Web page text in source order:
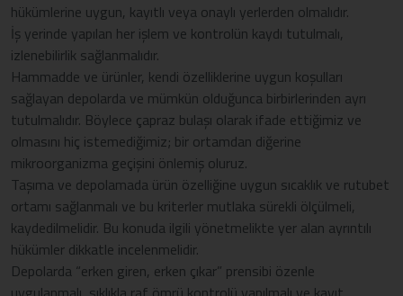
hükümlerine uygun, kayıtlı veya onaylı yerlerden olmalıdır.
İş yerinde yapılan her işlem ve kontrolün kaydı tutulmalı,
izlenebilirlik sağlanmalıdır.
Hammadde ve ürünler, kendi özelliklerine uygun koşulları
sağlayan depolarda ve mümkün olduğunca birbirlerinden ayrı
tutulmalıdır. Böylece çapraz bulaşı olarak ifade ettiğimiz ve
olmasını hiç istemediğimiz; bir ortamdan diğerine
mikroorganizma geçişini önlemiş oluruz.
Taşıma ve depolamada ürün özelliğine uygun sıcaklık ve rutubet
ortamı sağlanmalı ve bu kriterler mutlaka sürekli ölçülmeli,
kaydedilmelidir. Bu konuda ilgili yönetmelikte yer alan ayrıntılı
hükümler dikkatle incelenmelidir.
Depolarda “erken giren, erken çıkar” prensibi özenle